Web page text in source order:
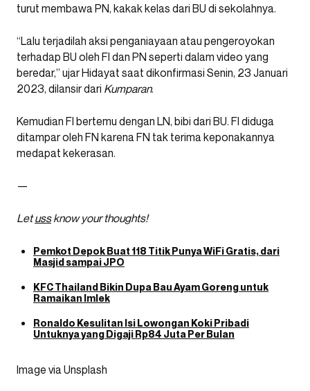
turut membawa PN, kakak kelas dari BU di sekolahnya.
“Lalu terjadilah aksi penganiayaan atau pengeroyokan
terhadap BU oleh FI dan PN seperti dalam video yang
beredar,” ujar Hidayat saat dikonfirmasi Senin, 23 Januari
2023, dilansir dari Kumparan.
Kemudian FI bertemu dengan LN, bibi dari BU. FI diduga
ditampar oleh FN karena FN tak terima keponakannya
medapat kekerasan.
—
Letussknow your thoughts!
Pemkot Depok Buat 118 Titik Punya WiFi Gratis, dari
Masjid sampai JPO
KFC Thailand Bikin Dupa Bau Ayam Goreng untuk
Ramaikan Imlek
Ronaldo Kesulitan Isi Lowongan Koki Pribadi
Untuknya yang Digaji Rp84 Juta Per Bulan
Image via Unsplash